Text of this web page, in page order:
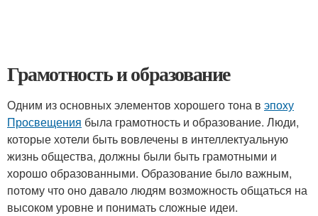
Грамотность и образование
Одним из основных элементов хорошего тона в эпоху
Просвещения была грамотность и образование. Люди,
которые хотели быть вовлечены в интеллектуальную
жизнь общества, должны были быть грамотными и
хорошо образованными. Образование было важным,
потому что оно давало людям возможность общаться на
высоком уровне и понимать сложные идеи.